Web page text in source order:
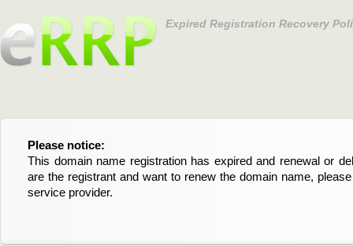
Expired Registration Recovery
Please notice:
This domain name registration has expired and renewal or
are the registrant and want to renew the domain name,
service provider.
Bitte beachten Sie:
Diese Domainregistrierung ist abgelaufen und die
Domain stehen an. Wenn Sie der Registrant sind und
verlängern möchten, kontaktieren Sie bitte Ihren Service-